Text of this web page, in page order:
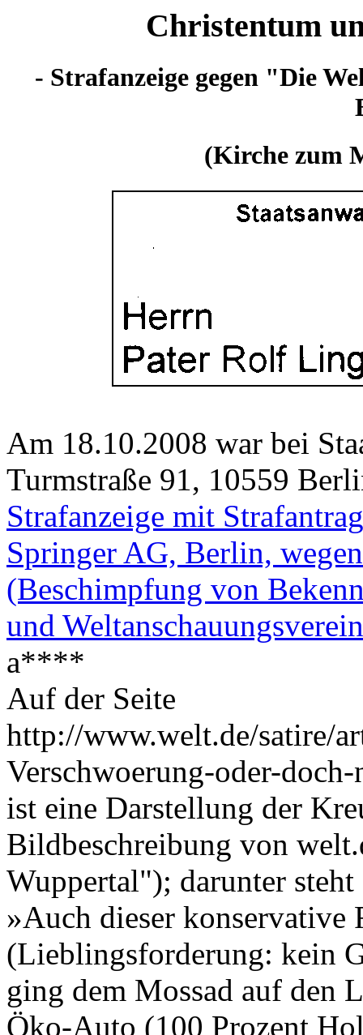
Christentum
- Strafanzeige gegen "Die
(Kirche zum
Am 18.10.2008 war bei
Turmstraße 91, 10559
Strafanzeige mit
Springer AG, Berlin,
(Beschimpfung von
und
a****
Auf der Seite
http://www.welt.de/satire/
Verschwoerung-oder-
ist eine Darstellung der
Bildbeschreibung von
Wuppertal"); darunter steht
»Auch dieser konservative
(Lieblingsforderung: kein
ging dem Mossad auf den
Öko-Auto (100 Prozent